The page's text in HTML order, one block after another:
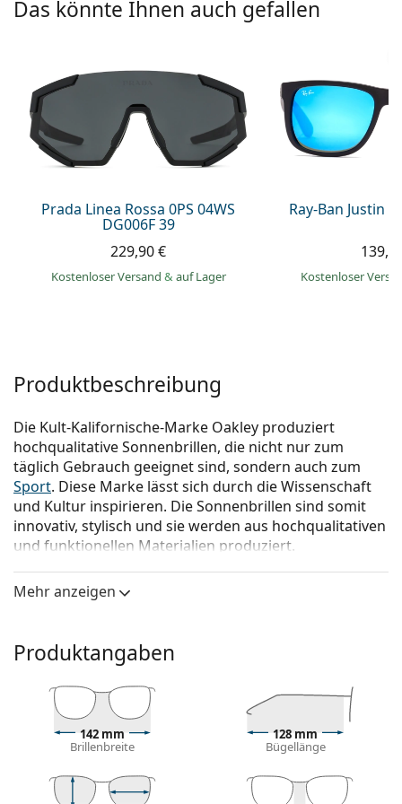
Alle Marken
Prada
Alle Marken
Alle Pflegemittel
Das könnte Ihnen auch gefallen
Prada Linea Rossa 0PS 04WS
DG006F 39
229,90 €
Kostenloser Versand & auf Lager
Ray-Ban Justin
Kostenloser
Produktbeschreibung
Die Kult-Kalifornische-Marke Oakley produziert
hochqualitative Sonnenbrillen, die nicht nur zum
täglich Gebrauch geeignet sind, sondern auch zum
Sport. Diese Marke lässt sich durch die Wissenschaft
und Kultur inspirieren. Die Sonnenbrillen sind somit
innovativ, stylisch und sie werden aus hochqualitativen
und funktionellen Materialien produziert.
Oakley Double Edge OO 9380 06 66ist eine
Sonnenbrille für Männer.
können Sie herausfinden, wie Sie mit dieser
Sonnenbrille aussehen.
Brillenfassung
Die schwarze Farbe des Rahmens passt perfekt zu
einem kühlen Hautton und hellblondem,
Rechteckige Sonnenbrillenfassungensind eine
Mehr anzeigen
Produktangaben
142 mm
Brillenbreite
128 mm
Bügellänge